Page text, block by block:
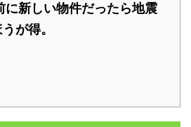
に新しい物件だったら地震
が得。